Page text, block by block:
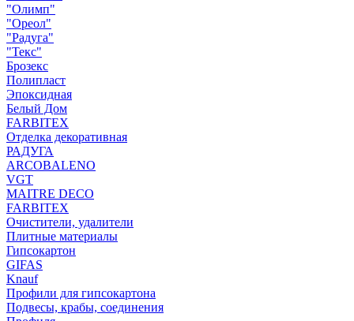
"Олимп"
"Ореол"
"Радуга"
"Текс"
Брозекс
Полипласт
Эпоксидная
Белый Дом
FARBITEX
Отделка декоративная
РАДУГА
ARCOBALENO
VGT
MAITRE DECO
FARBITEX
Очистители, удалители
Плитные материалы
Гипсокартон
GIFAS
Knauf
Профили для гипсокартона
Подвесы, крабы, соединения